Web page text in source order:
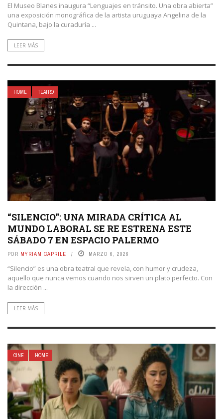
El Museo Blanes inaugura “Lenguajes en tránsito. Una obra abierta”
una exposición monográfica de la artista uruguaya Angelina de la
Quintana, bajo la curaduría ...
LEER MÁS
HOME TEATRO
“SILENCIO”: UNA MIRADA CRÍTICA AL
MUNDO LABORAL SE RE ESTRENA ESTE
SÁBADO 7 EN ESPACIO PALERMO
POR MYRIAM CAPRILE MARZO 6, 2026
“Silencio” es una obra teatral que revela, con humor y crudeza,
aquello que nunca vemos cuando nos sirven un plato perfecto. Con
la dirección ...
LEER MÁS
CINE HOME